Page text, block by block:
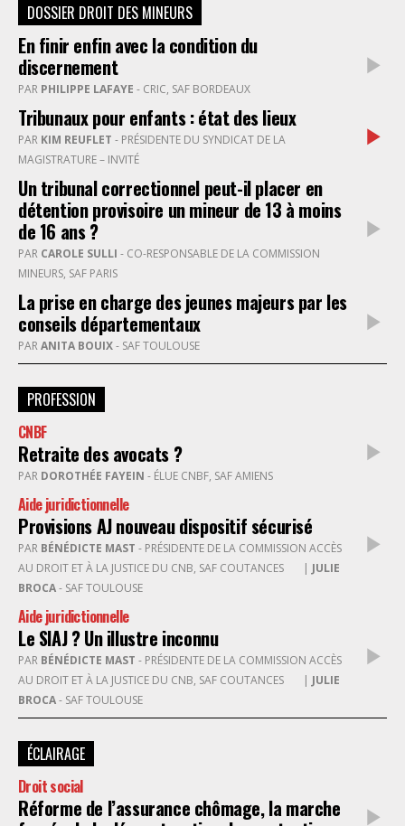
DOSSIER DROIT DES MINEURS
En finir enfin avec la condition du
discernement
PAR PHILIPPE LAFAYE - CRIC, SAF BORDEAUX
Tribunaux pour enfants : état des lieux
PAR KIM REUFLET
MAGISTRATURE – INVITÉ
Un tribunal correctionnel peut-il placer en
détention provisoire un mineur de 13 à moins
de 16 ans ?
PAR CAROLE SULLI
MINEURS, SAF PARIS
La prise en charge des jeunes majeurs par les
conseils départementaux
PARANITA BOUIX- SAF TOULOUSE
PROFESSION
CNBF
Retraite des avocats ?
PAR DOROTHÉE FAYEIN - ÉLUE CNBF, SAF AMIENS
Aide juridictionnelle
Provisions AJ nouveau dispositif sécurisé
PAR BÉNÉDICTE MAST
AU DROIT ET À LA JUSTICE DU CNB, SAF COUTANCES
| JULIE
BROCA- SAF TOULOUSE
Aide juridictionnelle
Le SIAJ ? Un illustre inconnu
PAR BÉNÉDICTE MAST
AU DROIT ET À LA JUSTICE DU CNB, SAF COUTANCES
| JULIE
BROCA- SAF TOULOUSE
ÉCLAIRAGE
Droit social
Réforme de l’assurance chômage, la marche